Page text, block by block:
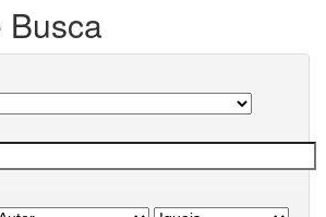
Busca